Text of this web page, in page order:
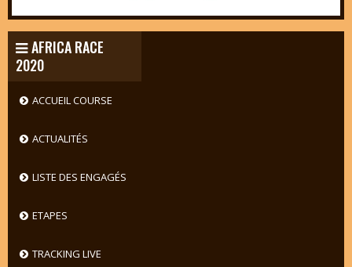
AFRICA RACE
2020
ACCUEIL COURSE
ACTUALITÉS
LISTE DES ENGAGÉS
ETAPES
TRACKING LIVE